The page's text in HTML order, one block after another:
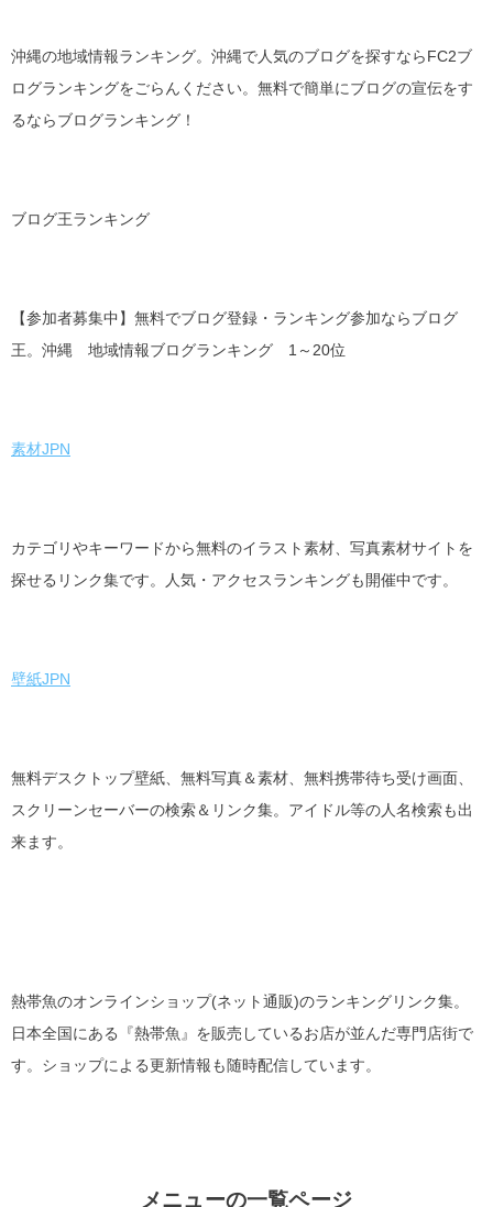
沖縄の地域情報ランキング。沖縄で人気のブログを探すならFC2ブ
ログランキングをごらんください。無料で簡単にブログの宣伝をす
るならブログランキング！
ブログ王ランキング
【参加者募集中】無料でブログ登録・ランキング参加ならブログ
王。沖縄 地域情報ブログランキング 1～20位
素材JPN
カテゴリやキーワードから無料のイラスト素材、写真素材サイトを
探せるリンク集です。人気・アクセスランキングも開催中です。
壁紙JPN
無料デスクトップ壁紙、無料写真＆素材、無料携帯待ち受け画面、
スクリーンセーバーの検索＆リンク集。アイドル等の人名検索も出
来ます。
熱帯魚のオンラインショップ(ネット通販)のランキングリンク集。
日本全国にある『熱帯魚』を販売しているお店が並んだ専門店街で
す。ショップによる更新情報も随時配信しています。
メニューの一覧ページ